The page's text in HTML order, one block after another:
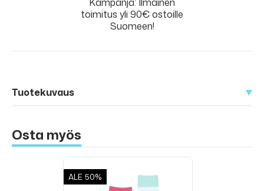
toimitus yli 90€ ostoille
Suomeen!
Tuotekuvaus
Osta myös
ALE 50%